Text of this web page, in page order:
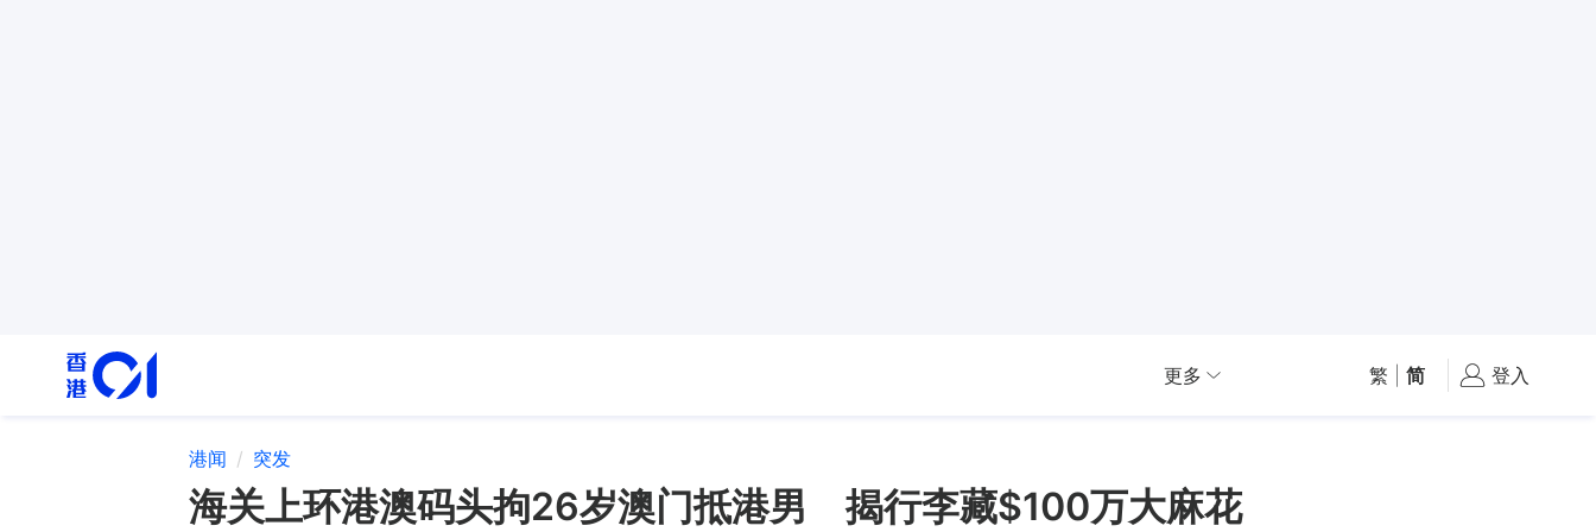
更多 繁 简 登入
港闻 突发
海关上环港澳码头拘26岁澳门抵港男 揭行李藏$100万大麻花